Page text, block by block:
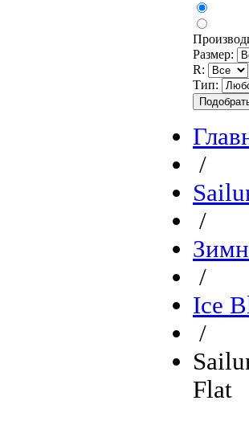
Размер:
R:
Тип:
/
/
/
Ice
/
Flat